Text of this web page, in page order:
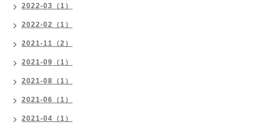
2022-03（1）
2022-02（1）
2021-11（2）
2021-09（1）
2021-08（1）
2021-06（1）
2021-04（1）